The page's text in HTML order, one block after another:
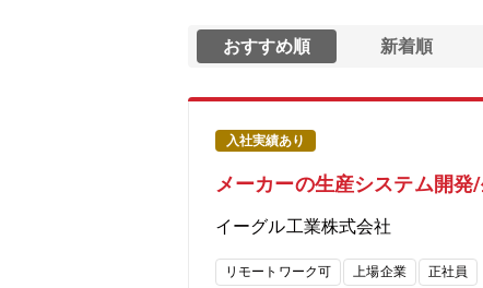
おすすめ順 新着順
入社実績あり
メーカーの生産システム開発
イーグル工業株式会社
リモートワーク可 上場企業 正社員